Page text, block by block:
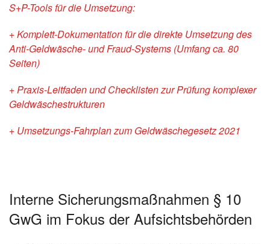
S+P-Tools für die Umsetzung:
+ Komplett-Dokumentation für die direkte Umsetzung des
Anti-Geldwäsche- und Fraud-Systems (Umfang ca. 80
Seiten)
+ Praxis-Leitfaden und Checklisten zur Prüfung komplexer
Geldwäschestrukturen
+ Umsetzungs-Fahrplan zum Geldwäschegesetz 2021
Interne Sicherungsmaßnahmen § 10
GwG im Fokus der Aufsichtsbehörden